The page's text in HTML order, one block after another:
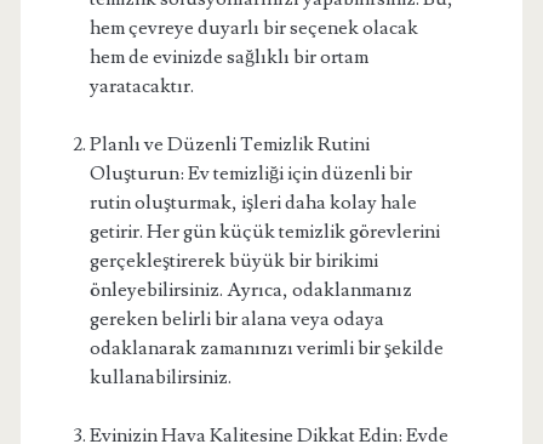
hem çevreye duyarlı bir seçenek olacak
hem de evinizde sağlıklı bir ortam
yaratacaktır.
Planlı ve Düzenli Temizlik Rutini
Oluşturun: Ev temizliği için düzenli bir
rutin oluşturmak, işleri daha kolay hale
getirir. Her gün küçük temizlik görevlerini
gerçekleştirerek büyük bir birikimi
önleyebilirsiniz. Ayrıca, odaklanmanız
gereken belirli bir alana veya odaya
odaklanarak zamanınızı verimli bir şekilde
kullanabilirsiniz.
Evinizin Hava Kalitesine Dikkat Edin: Evde